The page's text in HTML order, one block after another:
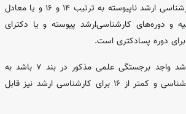
حداقل میانگین معدل نمره‌های دروس کارشناسی و کارشناسی ارشد ناپیوسته به ترتیب ۱۴ و ۱۶ و یا معادل
دوره‌های کارشناسی‌ارشد پیوسته و یا دکترای
چنانچه دانشجو در مقاطع کارشناسی یا کارشناسی ارشد واجد برجستگی علمی مذکور در بند ۷ باشد به
تشخیص کارگروه تخصصی معدل کمتر از ۱۴ برای کارشناسی و کمتر از ۱۶ برای کارشناسی ارشد نیز قابل